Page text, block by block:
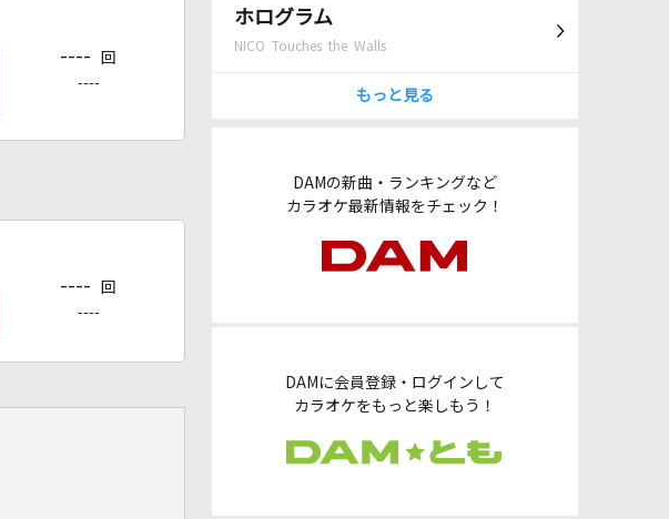
ホログラム
NICO Touches the Walls
もっと見る
DAMの新曲・ランキングなど
カラオケ最新情報をチェック！
DAMに会員登録・ログインして
カラオケをもっと楽しもう！
---- 回
----
---- 回
----